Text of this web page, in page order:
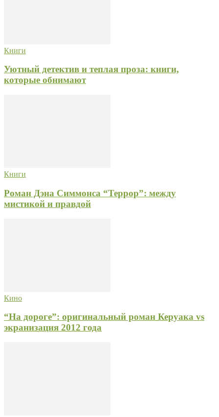
Книги
Уютный детектив и теплая проза: книги,
которые обнимают
Книги
Роман Дэна Симмонса “Террор”: между
мистикой и правдой
Кино
“На дороге”: оригинальный роман Керуака vs
экранизация 2012 года